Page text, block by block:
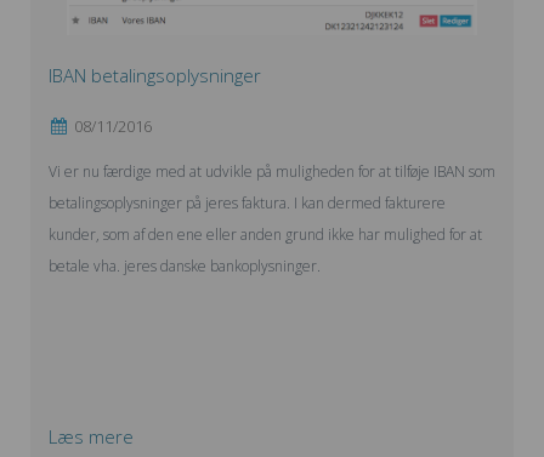
IBAN betalingsoplysninger
08/11/2016
Vi er nu færdige med at udvikle på muligheden for at tilføje IBAN som
betalingsoplysninger på jeres faktura. I kan dermed fakturere
kunder, som af den ene eller anden grund ikke har mulighed for at
betale vha. jeres danske bankoplysninger.
Læs mere